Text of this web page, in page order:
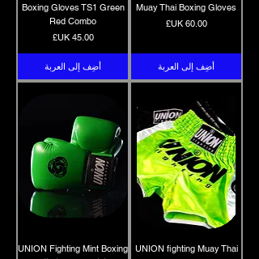
Muay Thai Boxing Gloves
السعر‏60.00 UK£
أضِف إلى العربة
Boxing Gloves TS1 Green
Red Combo
السعر‏45.00 UK£
أضِف إلى العربة
UNION fighting Muay Thai
UNION Fighting Mint Boxing